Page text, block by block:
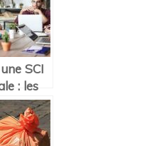
SCI
: les